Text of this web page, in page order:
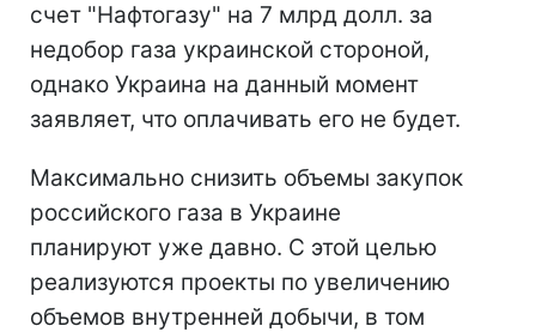
счет "Нафтогазу" на 7 млрд долл. за
недобор газа украинской стороной,
однако Украина на данный момент
заявляет, что оплачивать его не будет.
Максимально снизить объемы закупок
российского газа в Украине
планируют уже давно. С этой целью
реализуются проекты по увеличению
объемов внутренней добычи, в том